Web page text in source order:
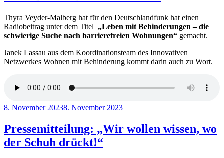
Thyra Veyder-Malberg hat für den Deutschlandfunk hat einen
Radiobeitrag unter dem Titel „Leben mit Behinderungen – die
schwierige Suche nach barrierefreien Wohnungen“ gemacht.
Janek Lassau aus dem Koordinationsteam des Innovativen
Netzwerkes Wohnen mit Behinderung kommt darin auch zu Wort.
Veröffentlicht
8. November 20238. November 2023
Pressemitteilung: „Wir wollen wissen, wo
der Schuh drückt!“